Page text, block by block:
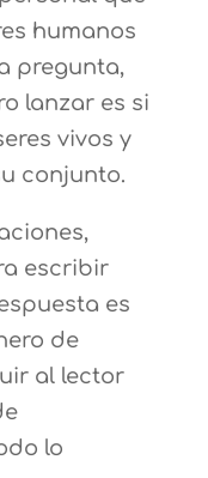
humanos
pregunta,
lanzar es si
vivos y
conjunto.
escribir
es
de
al lector
lo